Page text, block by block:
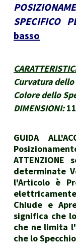
SPECIFICO
basso
Curvatura dello
Colore dello
DIMENSIONI:
GUIDA
determinate
l'Articolo è
Chiude e
significa che
che ne limita
che lo